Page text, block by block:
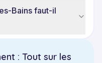
Bains faut-il
: Tout sur les